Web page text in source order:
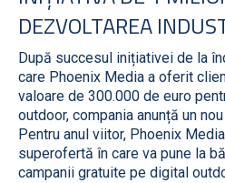
DEZVOLTAREA
După succesul inițiativei de la
care Phoenix Media a oferit
valoare de 300.000 de euro
outdoor, compania anunță un
Pentru anul viitor, Phoenix
superofertă în care va pune la
campanii gratuite pe digital